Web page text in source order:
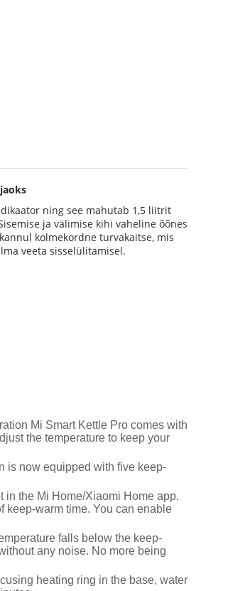
ning see mahutab 1,5 liitrit
ja välimise kihi vaheline õõnes
kolmekordne turvakaitse, mis
veeta sisselülitamisel.
Mi Smart Kettle Pro comes with
the temperature to keep your
is now equipped with five keep-
in the Mi Home/Xiaomi Home app.
keep-warm time. You can enable
falls below the keep-
any noise. No more being
heating ring in the base, water